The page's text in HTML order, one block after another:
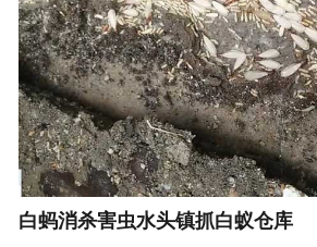
白蚂消杀害虫水头镇抓白蚁仓库